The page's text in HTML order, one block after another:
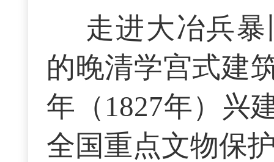
走进大冶兵
的晚清学宫式建
年（1827年）兴
全国重点文物保